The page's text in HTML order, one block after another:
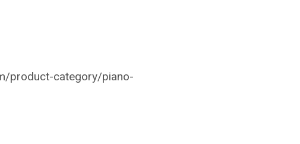
product-category/piano-